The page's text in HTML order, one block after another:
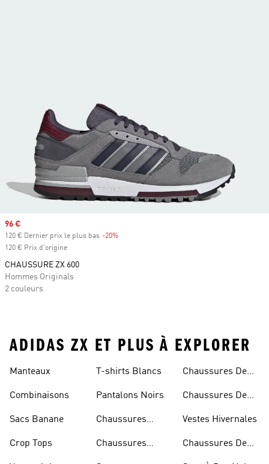
Prix soldé
96 €
120 € Dernier prix le plus bas -20%
120 € Prix d'origine
CHAUSSURE ZX 600
Hommes Originals
2 couleurs
ADIDAS ZX ET PLUS À EXPLORER
Manteaux
Combinaisons
Sacs Banane
Crop Tops
T-shirts Blancs
Pantalons Noirs
Chaussures
Chaussures
Chaussures De
Chaussures De
Vestes Hivernales
Chaussures De